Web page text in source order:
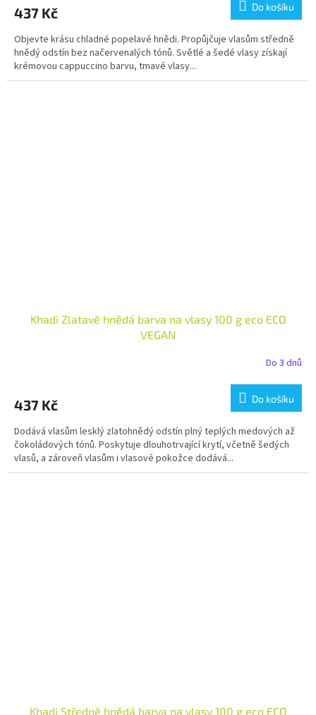
437 Kč Do košíku
Objevte krásu chladné popelavé hnědi. Propůjčuje vlasům středně
hnědý odstín bez načervenalých tónů. Světlé a šedé vlasy získají
krémovou cappuccino barvu, tmavé vlasy...
Khadi Zlatavě hnědá barva na vlasy 100 g eco ECO
VEGAN
Do 3 dnů
437 Kč Do košíku
Dodává vlasům lesklý zlatohnědý odstín plný teplých medových až
čokoládových tónů. Poskytuje dlouhotrvající krytí, včetně šedých
vlasů, a zároveň vlasům i vlasové pokožce dodává...
Khadi Středně hnědá barva na vlasy 100 g eco ECO